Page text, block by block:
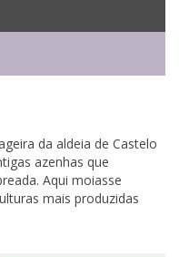
da aldeia de Castelo
azenhas que
Aqui moiasse
mais produzidas